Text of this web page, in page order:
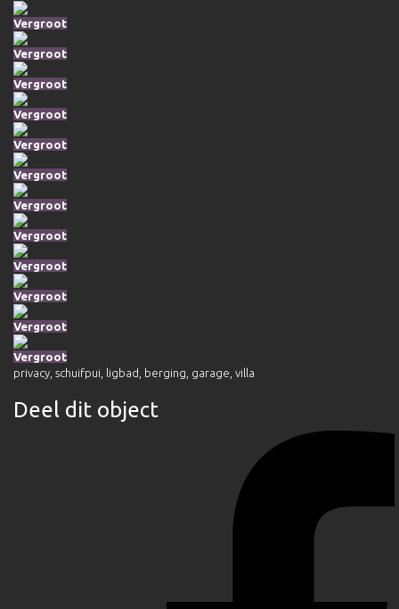
Vergroot
Vergroot
Vergroot
Vergroot
Vergroot
Vergroot
Vergroot
Vergroot
Vergroot
Vergroot
Vergroot
Vergroot
privacy schuifpui ligbad berging garage villa
Deel dit object